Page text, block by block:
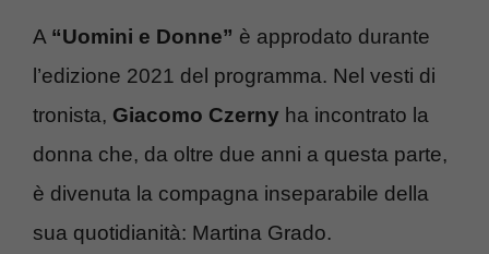
A “Uomini e Donne” è approdato durante
l’edizione 2021 del programma. Nel vesti di
tronista, Giacomo Czerny ha incontrato la
donna che, da oltre due anni a questa parte,
è divenuta la compagna inseparabile della
sua quotidianità: Martina Grado.